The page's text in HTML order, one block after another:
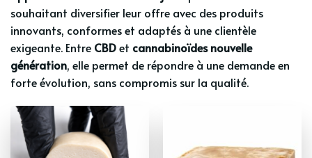
souhaitant diversifier leur offre avec des produits
innovants, conformes et adaptés à une clientèle
exigeante. Entre CBDet cannabinoïdes nouvelle
génération, elle permet de répondre à une demande en
forte évolution, sans compromis sur la qualité.